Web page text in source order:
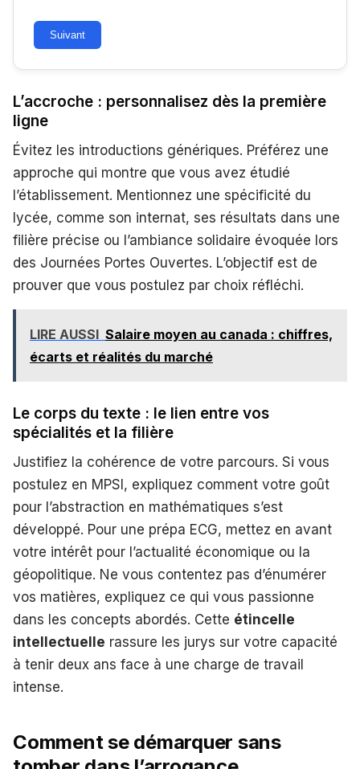
Suivant
L’accroche : personnalisez dès la première
ligne
Évitez les introductions génériques. Préférez une
approche qui montre que vous avez étudié
l’établissement. Mentionnez une spécificité du
lycée, comme son internat, ses résultats dans une
filière précise ou l’ambiance solidaire évoquée lors
des Journées Portes Ouvertes. L’objectif est de
prouver que vous postulez par choix réfléchi.
LIRE AUSSI Salaire moyen au canada : chiffres,
écarts et réalités du marché
Le corps du texte : le lien entre vos
spécialités et la filière
Justifiez la cohérence de votre parcours. Si vous
postulez en MPSI, expliquez comment votre goût
pour l’abstraction en mathématiques s’est
développé. Pour une prépa ECG, mettez en avant
votre intérêt pour l’actualité économique ou la
géopolitique. Ne vous contentez pas d’énumérer
vos matières, expliquez ce qui vous passionne
dans les concepts abordés. Cette étincelle
intellectuelle rassure les jurys sur votre capacité
à tenir deux ans face à une charge de travail
intense.
Comment se démarquer sans